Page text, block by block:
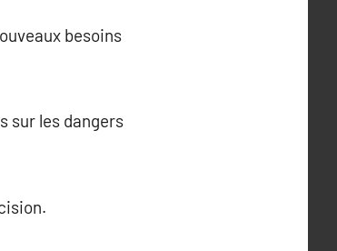
besoins
sur les dangers